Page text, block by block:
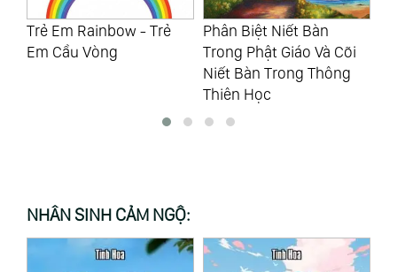
Phân Biệt Niết Bàn
Trong Phật Giáo Và Cõi
Trước Khi Ra Đời, Linh
Hồn Của Mỗi Chúng Ta
Đã Lựa Chọn Gia Đình
Cho Riêng Mình?
NHÂN SINH CẢM NGỘ: